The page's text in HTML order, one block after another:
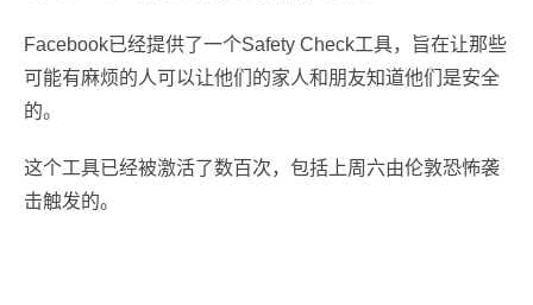
Facebook已经提供了一个Safety Check工具，旨在让那些
可能有麻烦的人可以让他们的家人和朋友知道他们是安全
的。
这个工具已经被激活了数百次，包括上周六由伦敦恐怖袭
击触发的。